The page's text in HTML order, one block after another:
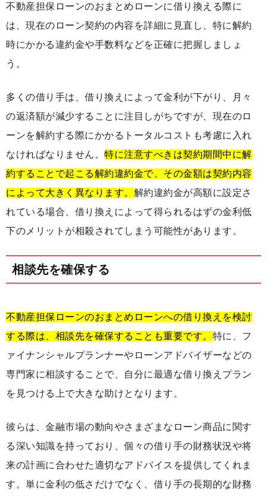
不動産担保ローンのおまとめローンに借り換える際に
は、現在のローン契約の内容を詳細に見直し、特に解約
時にかかる違約金や手数料などを正確に把握しましょ
う。
多くの借り手は、借り換えによって金利が下がり、月々
の返済額が減少することに注目しがちですが、現在のロ
ーンを解約する際にかかるトータルコストも考慮に入れ
なければなりません。 特に注意すべきは契約期間中に解
約することで起こる解約違約金で、その金額は契約内容
によって大きく異なります。 解約違約金が高額に設定さ
れている場合、借り換えによって得られるはずの金利低
下のメリットが相殺されてしまう可能性があります。
相談先を確保する
不動産担保ローンのおまとめローンへの借り換えを検討
する際は、相談先を確保することも重要です。 特に、フ
ァイナンシャルプランナーやローンアドバイザーなどの
専門家に相談することで、自分に最適な借り換えプラン
を見つける上で大きな助けとなります。
彼らは、金融市場の動向やさまざまなローン商品に関す
る深い知識を持っており、個々の借り手の財務状況や将
来の計画に合わせた適切なアドバイスを提供してくれま
す。単に金利の低さだけでなく、借り手の長期的な財務